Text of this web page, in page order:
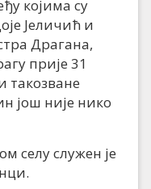
којима су
Јеличић и
Драгана,
прије 31
такозване
још није нико
селу служен је